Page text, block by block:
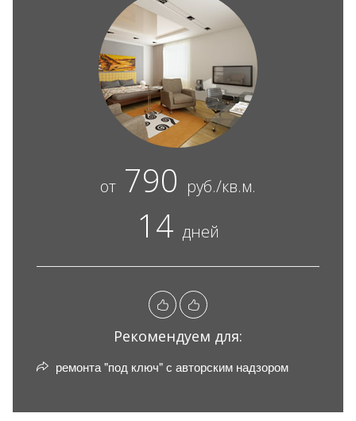
от 790 руб./кв.м.
14 дней
Рекомендуем для:
ремонта "под ключ" с авторским надзором